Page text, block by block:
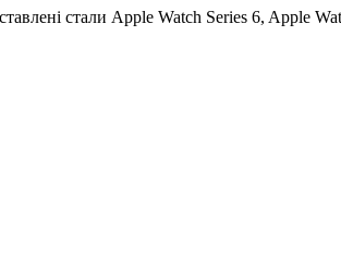
стали Apple Watch Series 6, Apple